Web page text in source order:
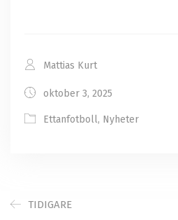
Mattias Kurt
oktober 3, 2025
Ettanfotboll, Nyheter
TIDIGARE